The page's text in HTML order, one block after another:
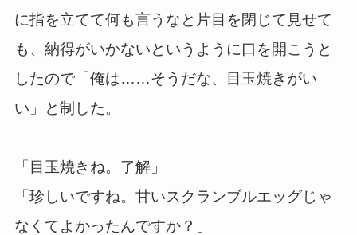
に指を立てて何も言うなと片目を閉じて見せて
も、納得がいかないというように口を開こうと
したので「俺は……そうだな、目玉焼きがい
い」と制した。
「目玉焼きね。了解」
「珍しいですね。甘いスクランブルエッグじゃ
なくてよかったんですか？」